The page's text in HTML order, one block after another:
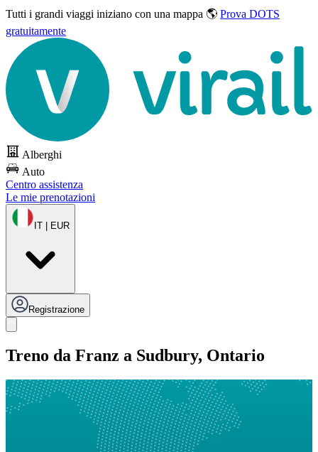
Tutti i grandi viaggi iniziano con una mappa 🌎 Prova DOTS
gratuitamente
Alberghi
Auto
Centro assistenza
Le mie prenotazioni
IT | EUR
Registrazione
Treno da Franz a Sudbury, Ontario